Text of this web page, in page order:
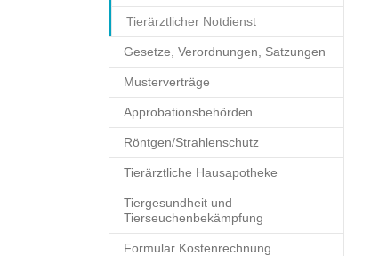
Tierärztlicher Notdienst
Gesetze, Verordnungen, Satzungen
Musterverträge
Approbationsbehörden
Röntgen/Strahlenschutz
Tierärztliche Hausapotheke
Tiergesundheit und
Tierseuchenbekämpfung
Formular Kostenrechnung